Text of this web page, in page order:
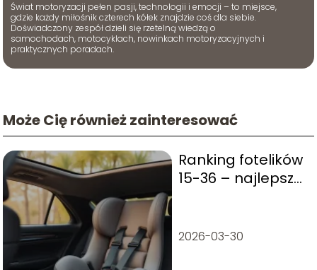
Świat motoryzacji pełen pasji, technologii i emocji – to miejsce,
gdzie każdy miłośnik czterech kółek znajdzie coś dla siebie.
Doświadczony zespół dzieli się rzetelną wiedzą o
samochodach, motocyklach, nowinkach motoryzacyjnych i
praktycznych poradach.
Może Cię również zainteresować
Ranking fotelików
15-36 – najlepsze
2026-03-30